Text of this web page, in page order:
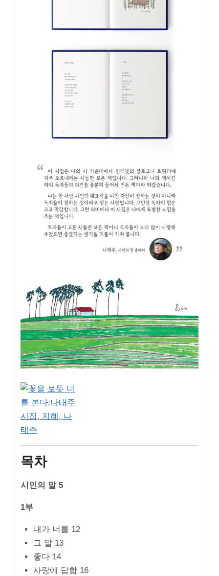
목차
시인의 말 5
1부
내가 너를 12
그 말 13
좋다 14
사랑에 답함 16